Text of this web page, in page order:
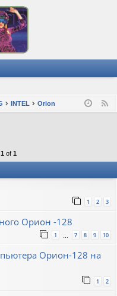
INTEL Orion
1 of 1
1 2 3
Орион -128
1 … 7 8 9 10
Орион-128 на
1 2